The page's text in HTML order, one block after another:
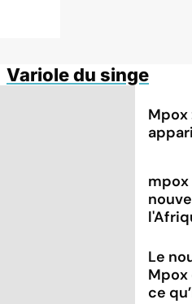
Variole du singe
Mpox
Le
Mpox
ce